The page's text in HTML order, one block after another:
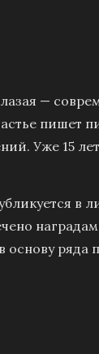
—
пишет
Уже 15
в
основу ряда